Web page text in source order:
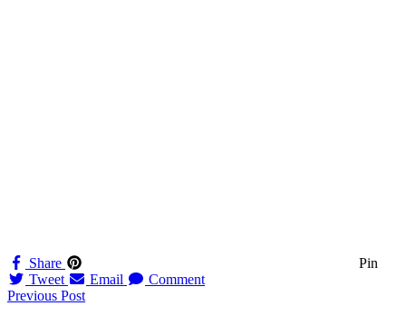
Share
Pin
Tweet
Email Comment
Navigation
Previous Post